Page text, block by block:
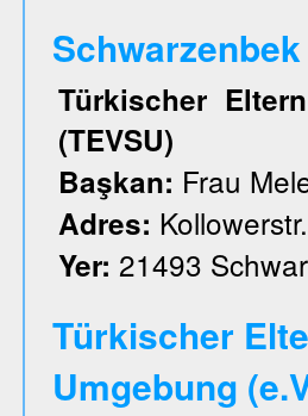
Türkischer
(TEVSU)
Başkan: Frau
Adres:
Yer: 21493
Türkischer
Umgebung